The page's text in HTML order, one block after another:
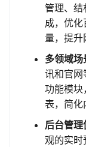
管理、
成，优
量，提升
多领域场
讯和官网
功能模块
表，简化
后台管理
观的实时